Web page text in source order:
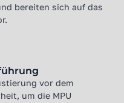
bereiten sich auf das
vor dem
um die MPU